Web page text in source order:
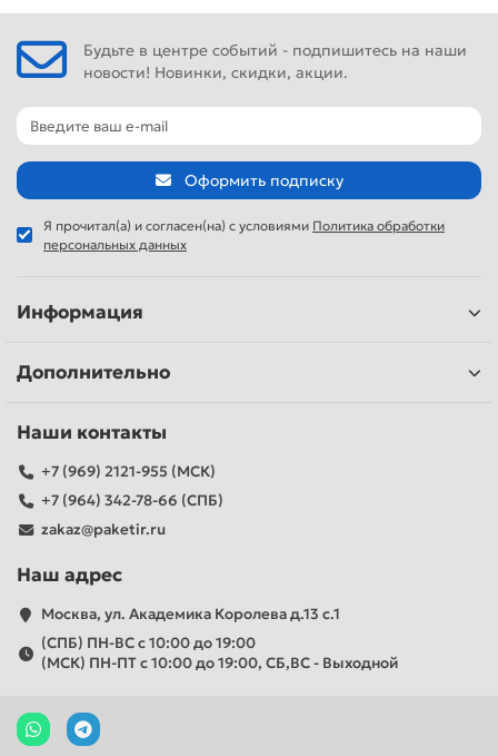
Будьте в центре событий - подпишитесь на наши
новости! Новинки, скидки, акции.
Оформить подписку
Я прочитал(а) и согласен(на) с условиями Политика обработки
персональных данных
Информация
Дополнительно
Наши контакты
+7 (969) 2121-955 (МСК)
+7 (964) 342-78-66 (СПБ)
zakaz@paketir.ru
Наш адрес
Москва, ул. Академика Королева д.13 с.1
(СПБ) ПН-ВС с 10:00 до 19:00
(МСК) ПН-ПТ с 10:00 до 19:00, СБ,ВС - Выходной